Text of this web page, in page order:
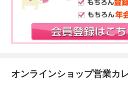
オンラインショップ営業カ